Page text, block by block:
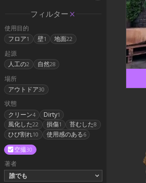
フィルター
使用目的
フロア1 壁1 地面22
起源
人工の2 自然28
場所
アウトドア30
状態
クリーン4 Dirty1
風化した22 損傷1 苔むした8
ひび割れ10 使用感のある6
空撮30
著者
誰でも